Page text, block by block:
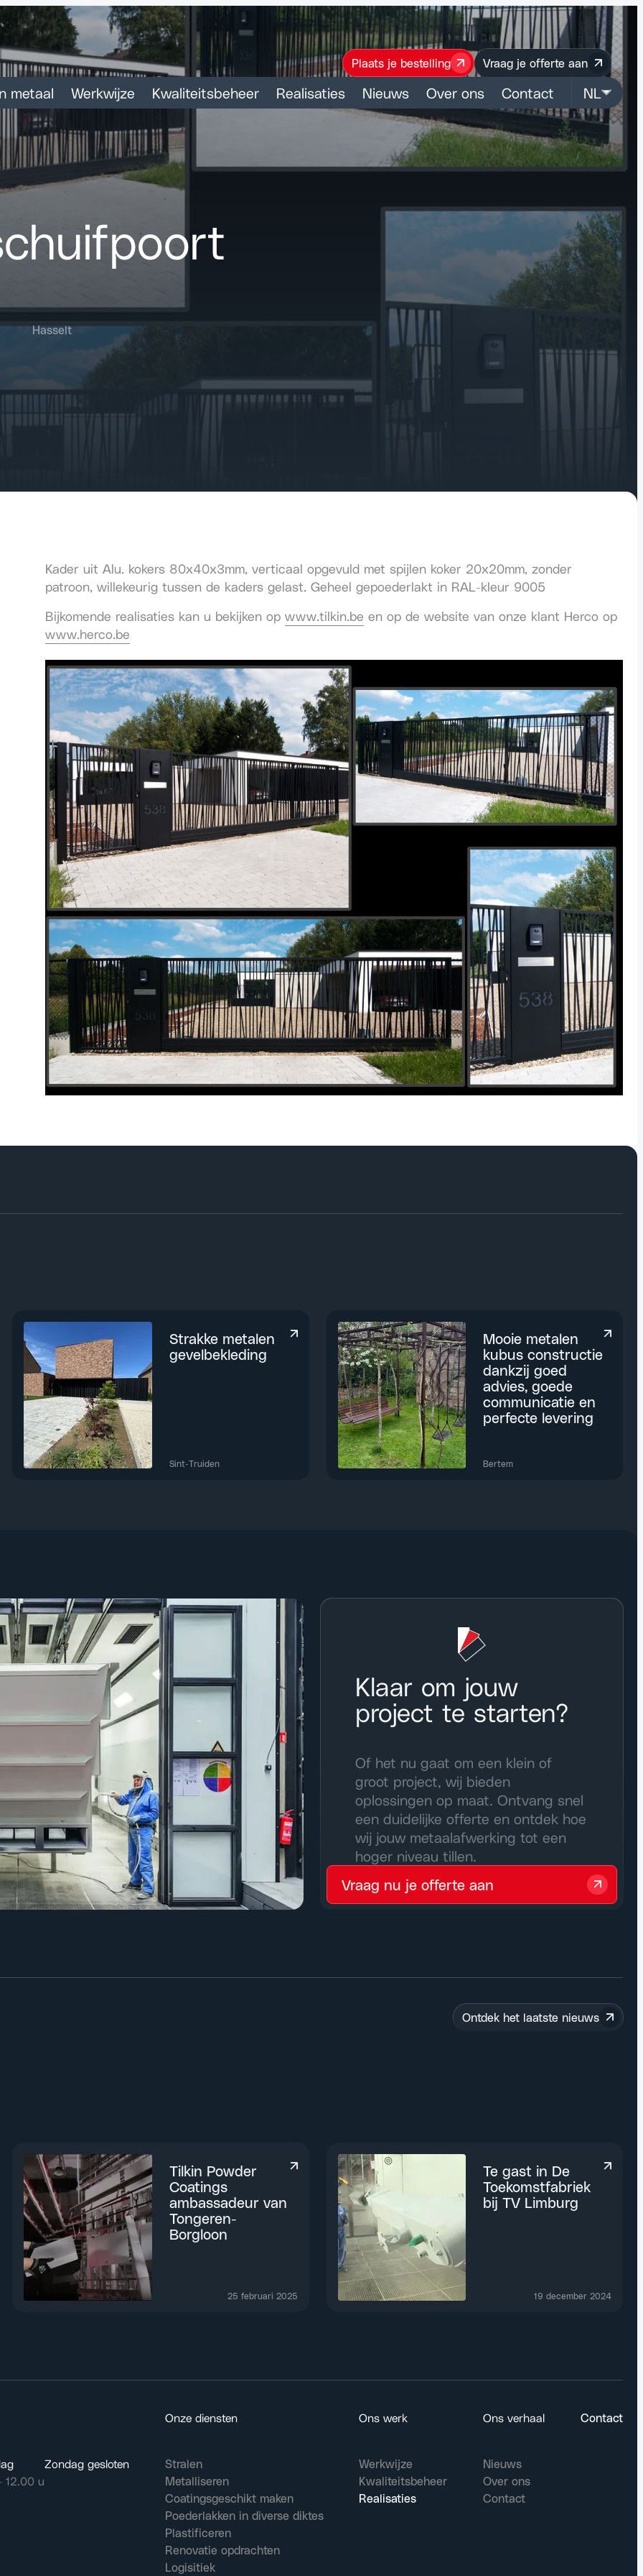
Plaats je bestelling Vraag je offerte aan
metaal Werkwijze Kwaliteitsbeheer Realisaties Nieuws Over ons Contact NL
Hasselt
Kader uit Alu. kokers 80x40x3mm, verticaal opgevuld met spijlen koker 20x20mm, zonder
patroon, willekeurig tussen de kaders gelast. Geheel gepoederlakt in RAL-kleur 9005
Bijkomende realisaties kan u bekijken opwww.tilkin.be en op de website van onze klant Herco op
www.herco.be
Strakke metalen
gevelbekleding
Sint-Truiden
Mooie metalen
kubus constructie
dankzij goed
advies, goede
communicatie en
perfecte levering
Bertem
Klaar om jouw
project te starten?
Of het nu gaat om een klein of
groot project, wij bieden
oplossingen op maat. Ontvang snel
een duidelijke offerte en ontdek hoe
wij jouw metaalafwerking tot een
hoger niveau tillen.
Vraag nu je offerte aan
Ontdek het laatste nieuws
Tilkin Powder
Coatings
ambassadeur van
Tongeren-
Borgloon
25 februari 2025
Te gast in De
Toekomstfabriek
bij TV Limburg
19 december 2024
12.00 u
Zondag gesloten
Onze diensten
Stralen
Metalliseren
Coatingsgeschikt maken
Poederlakken in diverse diktes
Plastificeren
Renovatie opdrachten
Logisitiek
Ons werk
Werkwijze
Kwaliteitsbeheer
Realisaties
Ons verhaal
Nieuws
Over ons
Contact
Contact